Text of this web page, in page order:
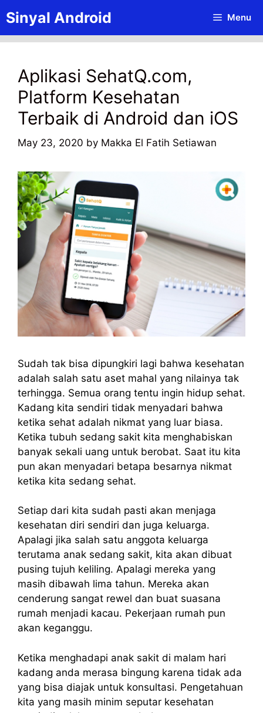
to
content
Sinyal Android Menu
Aplikasi SehatQ.com,
Platform Kesehatan
Terbaik di Android dan iOS
May 23, 2020 by Makka El Fatih Setiawan
Sudah tak bisa dipungkiri lagi bahwa kesehatan
adalah salah satu aset mahal yang nilainya tak
terhingga. Semua orang tentu ingin hidup sehat.
Kadang kita sendiri tidak menyadari bahwa
ketika sehat adalah nikmat yang luar biasa.
Ketika tubuh sedang sakit kita menghabiskan
banyak sekali uang untuk berobat. Saat itu kita
pun akan menyadari betapa besarnya nikmat
ketika kita sedang sehat.
Setiap dari kita sudah pasti akan menjaga
kesehatan diri sendiri dan juga keluarga.
Apalagi jika salah satu anggota keluarga
terutama anak sedang sakit, kita akan dibuat
pusing tujuh keliling. Apalagi mereka yang
masih dibawah lima tahun. Mereka akan
cenderung sangat rewel dan buat suasana
rumah menjadi kacau. Pekerjaan rumah pun
akan keganggu.
Ketika menghadapi anak sakit di malam hari
kadang anda merasa bingung karena tidak ada
yang bisa diajak untuk konsultasi. Pengetahuan
kita yang masih minim seputar kesehatan